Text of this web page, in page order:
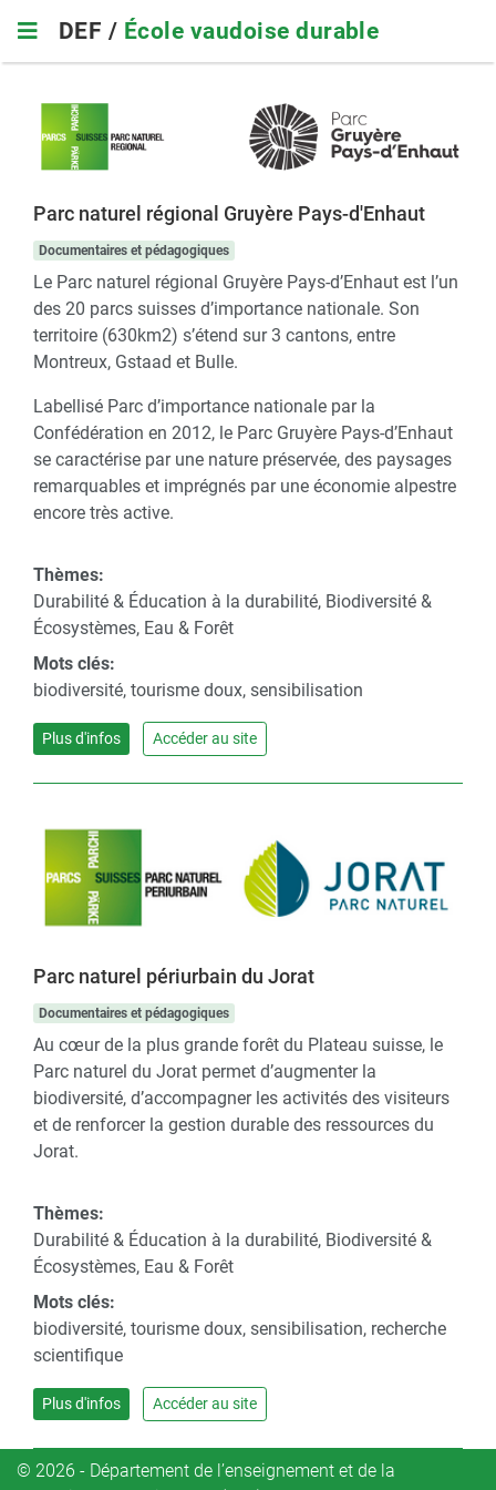
main
DEF / École vaudoise durable
Parc naturel régional Gruyère Pays-d'Enhaut
Documentaires et pédagogiques
Le Parc naturel régional Gruyère Pays-d’Enhaut est l’un
des 20 parcs suisses d’importance nationale. Son
territoire (630km2) s’étend sur 3 cantons, entre
Montreux, Gstaad et Bulle.
Labellisé Parc d’importance nationale par la
Confédération en 2012, le Parc Gruyère Pays-d’Enhaut
se caractérise par une nature préservée, des paysages
remarquables et imprégnés par une économie alpestre
encore très active.
Thèmes:
Durabilité & Éducation à la durabilité, Biodiversité &
Écosystèmes, Eau & Forêt
Mots clés:
biodiversité, tourisme doux, sensibilisation
Plus d'infos Accéder au site
Parc naturel périurbain du Jorat
Documentaires et pédagogiques
Au cœur de la plus grande forêt du Plateau suisse, le
Parc naturel du Jorat permet d’augmenter la
biodiversité, d’accompagner les activités des visiteurs
et de renforcer la gestion durable des ressources du
Jorat.
Thèmes:
Durabilité & Éducation à la durabilité, Biodiversité &
Écosystèmes, Eau & Forêt
Mots clés:
biodiversité, tourisme doux, sensibilisation, recherche
scientifique
Plus d'infos Accéder au site
© 2026 - Département de l’enseignement et de la